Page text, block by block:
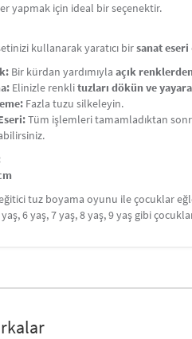
yapmak için ideal bir seçenektir.
kullanarak yaratıcı birsanat eseri
Bir kürdan yardımıyla açık
Elinizle renklituzları dökün ve
Fazla tuzu silkeleyin.
Tüm işlemleri tamamladıktan
tuz boyama oyunu ile çocuklar
yaş, 6 yaş, 7 yaş, 8 yaş, 9 yaş gibi